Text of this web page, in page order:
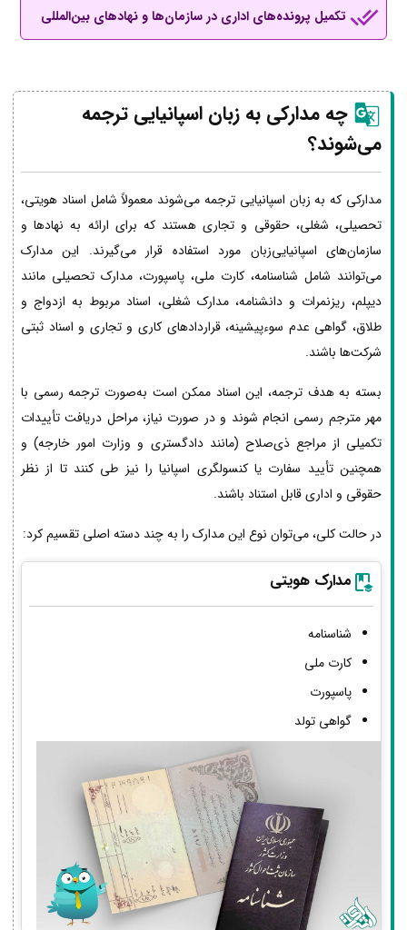
تکمیل پرونده‌های اداری در سازمان‌ها و نهادهای بین‌المللی
چه مدارکی به زبان اسپانیایی ترجمه
می‌شوند؟
مدارکی که به زبان اسپانیایی ترجمه می‌شوند معمولاً شامل اسناد هویتی،
تحصیلی، شغلی، حقوقی و تجاری هستند که برای ارائه به نهادها و
سازمان‌های اسپانیایی‌زبان مورد استفاده قرار می‌گیرند. این مدارک
می‌توانند شامل شناسنامه، کارت ملی، پاسپورت، مدارک تحصیلی مانند
دیپلم، ریزنمرات و دانشنامه، مدارک شغلی، اسناد مربوط به ازدواج و
طلاق، گواهی عدم سوءپیشینه، قراردادهای کاری و تجاری و اسناد ثبتی
شرکت‌ها باشند.
بسته به هدف ترجمه، این اسناد ممکن است به‌صورت ترجمه رسمی با
مهر مترجم رسمی انجام شوند و در صورت نیاز، مراحل دریافت تأییدات
تکمیلی از مراجع ذی‌صلاح (مانند دادگستری و وزارت امور خارجه) و
همچنین تأیید سفارت یا کنسولگری اسپانیا را نیز طی کنند تا از نظر
حقوقی و اداری قابل استناد باشند.
در حالت کلی، می‌توان نوع این مدارک را به چند دسته اصلی تقسیم کرد:
مدارک هویتی
شناسنامه
کارت ملی
پاسپورت
گواهی تولد